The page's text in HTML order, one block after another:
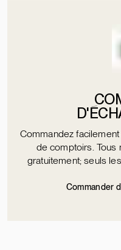
Commandez
de comptoirs. Tous
gratuitement; seuls
Commander